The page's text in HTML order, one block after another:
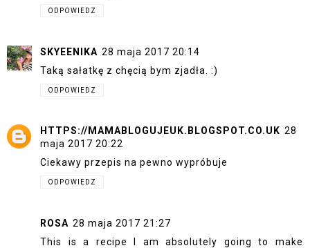
ODPOWIEDZ
SKYEENIKA 28 maja 2017 20:14
Taką sałatkę z chęcią bym zjadła. :)
ODPOWIEDZ
HTTPS://MAMABLOGUJEUK.BLOGSPOT.CO.UK 28
maja 2017 20:22
Ciekawy przepis na pewno wypróbuje
ODPOWIEDZ
ROSA 28 maja 2017 21:27
This is a recipe I am absolutely going to make